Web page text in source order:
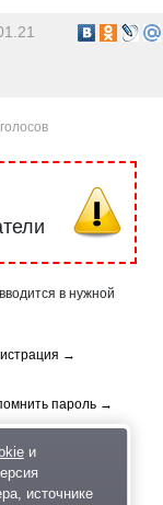
в нужной
→
пароль →
и
источнике